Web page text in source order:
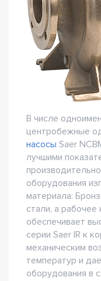
В числе
центробежные
насосы Saer
лучшими
оборудования
материала:
стали, а рабочее
обеспечивает
серии Saer IR к
механическим
температур и
оборудования в